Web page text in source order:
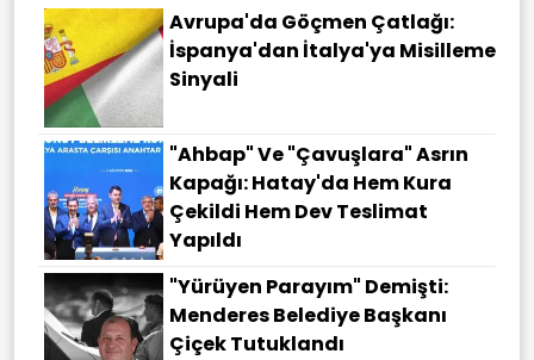
Avrupa'da Göçmen Çatlağı:
İspanya'dan İtalya'ya Misilleme
Sinyali
"Ahbap" Ve "çavuşlara" Asrın
Kapağı: Hatay'da Hem Kura
Çekildi Hem Dev Teslimat
Yapıldı
"Yürüyen Parayım" Demişti:
Menderes Belediye Başkanı
Çiçek Tutuklandı